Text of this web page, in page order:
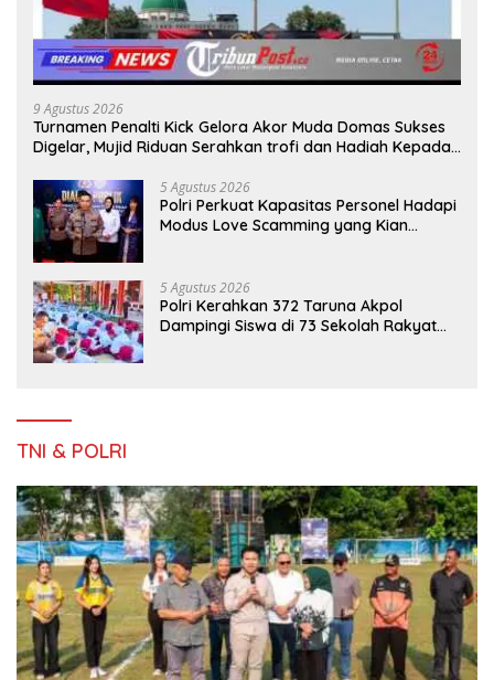
9 Agustus 2026
Turnamen Penalti Kick Gelora Akor Muda Domas Sukses
Digelar, Mujid Riduan Serahkan trofi dan Hadiah Kepada
5 Agustus 2026
Polri Perkuat Kapasitas Personel Hadapi
Modus Love Scamming yang Kian
5 Agustus 2026
Polri Kerahkan 372 Taruna Akpol
Dampingi Siswa di 73 Sekolah Rakyat
TNI & POLRI